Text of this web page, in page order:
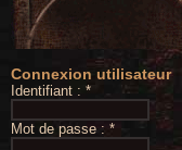
Connexion utilisateur
Identifiant : *
Mot de passe : *